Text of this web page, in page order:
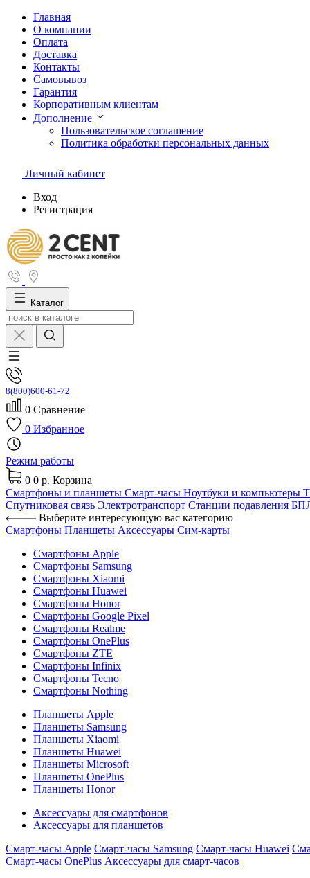
Главная
О компании
Оплата
Доставка
Контакты
Самовывоз
Гарантия
Корпоративным клиентам
Дополнение
Пользовательское соглашение
Политика обработки персональных данных
Личный кабинет
Вход
Регистрация
Каталог
8(800)600-61-72
0 Сравнение
0 Избранное
Режим работы
0 0 р. Корзина
Смартфоны и планшеты Смарт-часы Ноутбуки и компьютеры
Спутниковая связь Электротранспорт Станции подавления
Выберите интересующую вас категорию
Смартфоны Планшеты Аксессуары Сим-карты
Смартфоны Apple
Смартфоны Samsung
Смартфоны Xiaomi
Смартфоны Huawei
Смартфоны Honor
Смартфоны Google Pixel
Смартфоны Realme
Смартфоны OnePlus
Смартфоны ZTE
Смартфоны Infinix
Смартфоны Tecno
Смартфоны Nothing
Планшеты Apple
Планшеты Samsung
Планшеты Xiaomi
Планшеты Huawei
Планшеты Microsoft
Планшеты OnePlus
Планшеты Honor
Аксессуары для смартфонов
Аксессуары для планшетов
Смарт-часы Apple Смарт-часы Samsung Смарт-часы Huawei
Смарт-часы OnePlus Аксессуары для смарт-часов